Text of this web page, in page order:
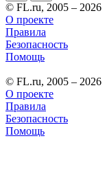
© FL.ru, 2005 – 2026
О проекте
Правила
Безопасность
Помощь
© FL.ru, 2005 – 2026
О проекте
Правила
Безопасность
Помощь